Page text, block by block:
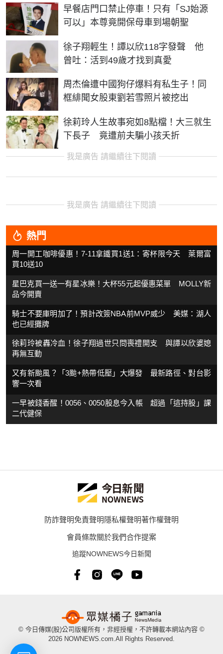
早餐店門口禁止停車！只有「SJ始源
可以」本尊竟開保母車到場朝聖
徐子翔輕生！譚以欣118字發聲 他
曾吐：活到49歲才找到真愛
周杰倫遭中國狗仔爆料有私生子！同
框緋聞女股東劉若雪照片被挖出
徐莉玲人生故事宛如8點檔！大三就生
下長子 竟遭前夫騙小孩夭折
我是廣告 請繼續往下閱讀
我是廣告 請繼續往下閱讀
熱門
周一開工咖啡優惠！7-11拿鐵買1送1：寄杯限今天 萊爾富
買10送10
星巴克買一送一有星冰樂！大杯55元起優惠菜單 MOLLY新
品今開賣
騎士不要庫明加了！預計改簽NBA前MVP威少 美媒：湖人
也已經攤牌
徐莉玲被轟冷血！徐子翔過世只問喪禮開支 與譚以欣婆媳
再無互動
又有新颱風？「3颱+熱帶低壓」大爆發 最新路徑、對台影
響一次看
一早被錢香醒！0056、0050股息今入帳 超過「這持股」課
二代健保
防詐聲明免責聲明隱私權聲明著作權聲明
會員條款關於我們合作提案
追蹤NOWNEWS今日新聞
© 今日傳媒(股)公司版權所有，非經授權，不許轉載本網站內容 ©
2026 NOWNEWS.com.All Rights Reserved.